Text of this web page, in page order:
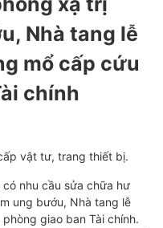
Nhà tang lễ
mổ cấp cứu
chính
vật tư, trang thiết bị.
nhu cầu sửa chữa hư
ung bướu, Nhà tang lễ
giao ban Tài chính.